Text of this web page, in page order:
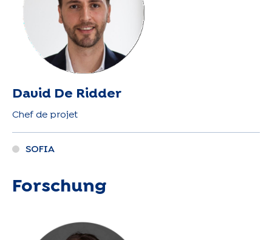
David De Ridder
Chef de projet
SOFIA
Forschung